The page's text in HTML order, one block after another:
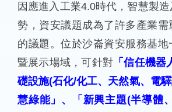
因應進入工業4.0時代，智慧製
勢，資安議題成為了許多產業需
的議題。位於沙崙資安服務基地
暨展示場域，可針對 「信任機
礎設施(石化/化工、天然氣、電
慧綠能」、「新興主題(半導體